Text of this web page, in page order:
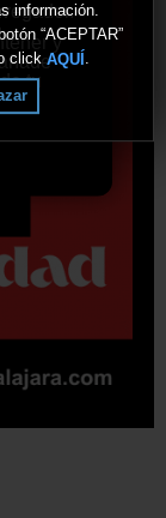
y
tu
información.
“ACEPTAR”
click AQUÍ